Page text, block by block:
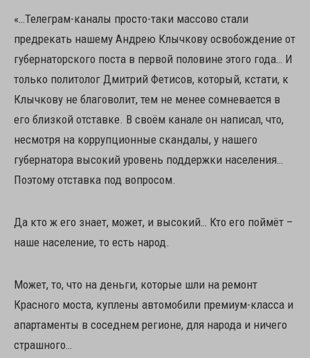
«…Телеграм-каналы просто-таки массово стали
предрекать нашему Андрею Клычкову освобождение от
губернаторского поста в первой половине этого года… И
только политолог Дмитрий Фетисов, который, кстати, к
Клычкову не благоволит, тем не менее сомневается в
его близкой отставке. В своём канале он написал, что,
несмотря на коррупционные скандалы, у нашего
губернатора высокий уровень поддержки населения…
Поэтому отставка под вопросом.
Да кто ж его знает, может, и высокий… Кто его поймёт –
наше население, то есть народ.
Может, то, что на деньги, которые шли на ремонт
Красного моста, куплены автомобили премиум-класса и
апартаменты в соседнем регионе, для народа и ничего
страшного…